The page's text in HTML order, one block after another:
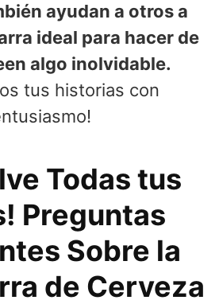
ayudan a otros a
ideal para hacer de
algo inolvidable.
tus historias con
Todas tus
Preguntas
Sobre la
de Cerveza